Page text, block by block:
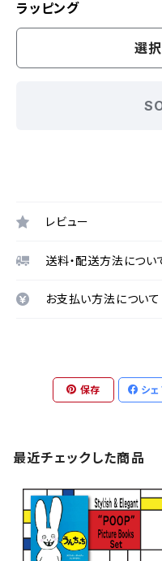
ラッピング
選択
レビュー
送料・配送方法につい
お支払い方法について
保存 シ
最近チェックした商品